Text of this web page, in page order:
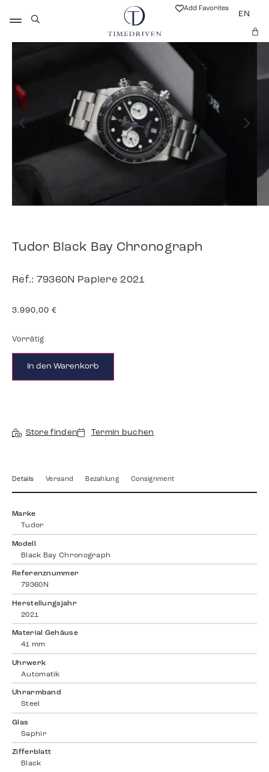
Add Favorites
EN
Tudor Black Bay Chronograph
Ref.: 79360N Papiere 2021
3.990,00 €
Vorrätig
In den Warenkorb
Store finden Termin buchen
Details Versand Bezahlung Consignment
Marke
Tudor
Modell
Black Bay Chronograph
Referenznummer
79360N
Herstellungsjahr
2021
Material Gehäuse
41 mm
Uhrwerk
Automatik
Uhrarmband
Steel
Glas
Saphir
Zifferblatt
Black